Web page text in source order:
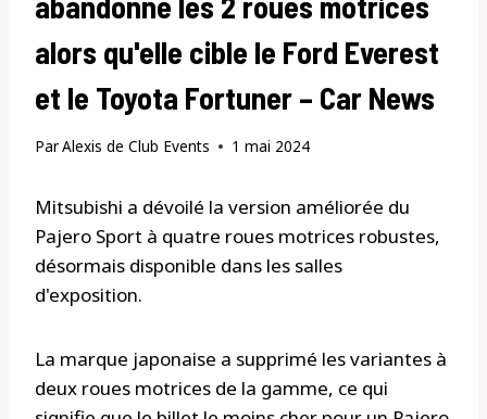
alors qu'elle cible le Ford Everest
et le Toyota Fortuner – Car News
ParAlexis de Club Events 1 mai 2024
Mitsubishi a dévoilé la version améliorée du
Pajero Sport à quatre roues motrices robustes,
désormais disponible dans les salles
d'exposition.
La marque japonaise a supprimé les variantes à
deux roues motrices de la gamme, ce qui